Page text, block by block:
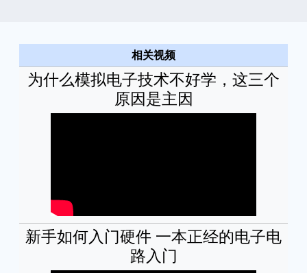
相关视频
为什么模拟电子技术不好学，这三个
原因是主因
新手如何入门硬件 一本正经的电子电
路入门